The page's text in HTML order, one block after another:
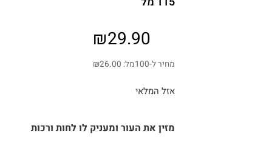
₪29.90
מחיר ל-100מל: ₪26.00
אזל המלאי
מזין את העור ומעניק לו לחות ורכות